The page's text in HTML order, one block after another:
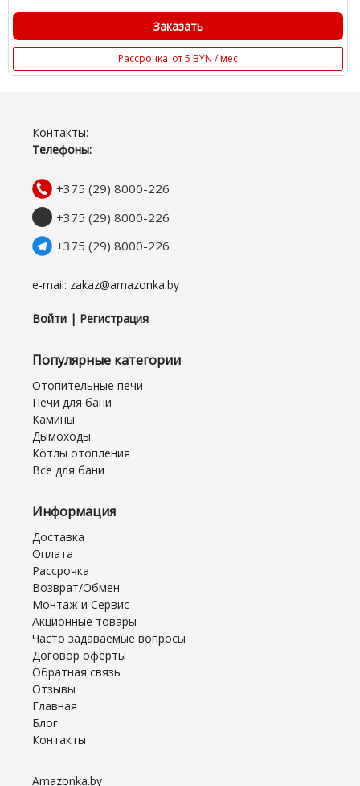
Заказать
Рассрочка от 5 BYN / мес
Контакты:
Телефоны:
+375 (29) 8000-226
+375 (29) 8000-226
+375 (29) 8000-226
e-mail: zakaz@amazonka.by
Войти | Регистрация
Популярные категории
Отопительные печи
Печи для бани
Камины
Дымоходы
Котлы отопления
Все для бани
Информация
Доставка
Оплата
Рассрочка
Возврат/Обмен
Монтаж и Сервис
Акционные товары
Часто задаваемые вопросы
Договор оферты
Обратная связь
Отзывы
Главная
Блог
Контакты
Amazonka.by